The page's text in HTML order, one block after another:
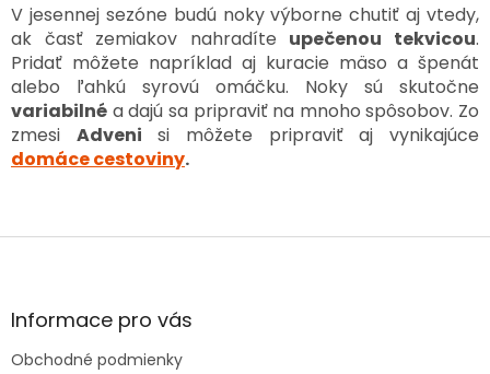
V jesennej sezóne budú noky výborne chutiť aj vtedy,
ak časť zemiakov nahradíte upečenou tekvicou.
Pridať môžete napríklad aj kuracie mäso a špenát
alebo ľahkú syrovú omáčku. Noky sú skutočne
variabilné a dajú sa pripraviť na mnoho spôsobov. Zo
zmesi Adveni si môžete pripraviť aj vynikajúce
domáce cestoviny.
Z
äInformace pro vás
Obchodné podmienky